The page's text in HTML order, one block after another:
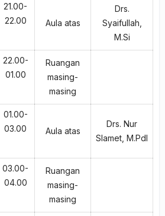
21.00-
22.00
Aula atas
Drs.
Syaifullah,
M.Si
22.00-
01.00
Ruangan
masing-
masing
01.00-
03.00
Aula atas
Drs. Nur
Slamet, M.PdI
03.00-
04.00
Ruangan
masing-
masing